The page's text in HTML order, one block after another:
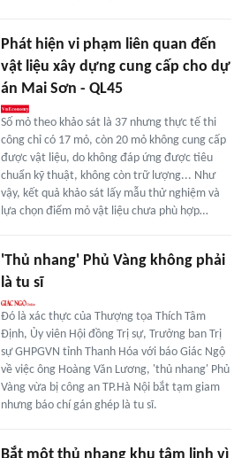
Phát hiện vi phạm liên quan đến
vật liệu xây dựng cung cấp cho dự
án Mai Sơn - QL45
Số mỏ theo khảo sát là 37 nhưng thực tế thi
công chỉ có 17 mỏ, còn 20 mỏ không cung cấp
được vật liệu, do không đáp ứng được tiêu
chuẩn kỹ thuật, không còn trữ lượng... Như
vậy, kết quả khảo sát lấy mẫu thử nghiệm và
lựa chọn điểm mỏ vật liệu chưa phù hợp…
'Thủ nhang' Phủ Vàng không phải
là tu sĩ
Đó là xác thực của Thượng tọa Thích Tâm
Định, Ủy viên Hội đồng Trị sự, Trưởng ban Trị
sự GHPGVN tỉnh Thanh Hóa với báo Giác Ngộ
về việc ông Hoàng Văn Lương, 'thủ nhang' Phủ
Vàng vừa bị công an TP.Hà Nội bắt tạm giam
nhưng báo chí gán ghép là tu sĩ.
Bắt một thủ nhang khu tâm linh vì